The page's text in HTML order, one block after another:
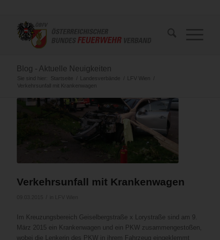
Blog - Aktuelle Neuigkeiten
Sie sind hier: Startseite / Landesverbände / LFV Wien
/
Verkehrsunfall mit Krankenwagen
Verkehrsunfall mit Krankenwagen
Im Kreuzungsbereich Geiselbergstraße x Lorystraße sind am 9.
März 2015 ein Krankenwagen und ein PKW zusammengestoßen,
wobei die Lenkerin des PKW in ihrem Fahrzeug eingeklemmt